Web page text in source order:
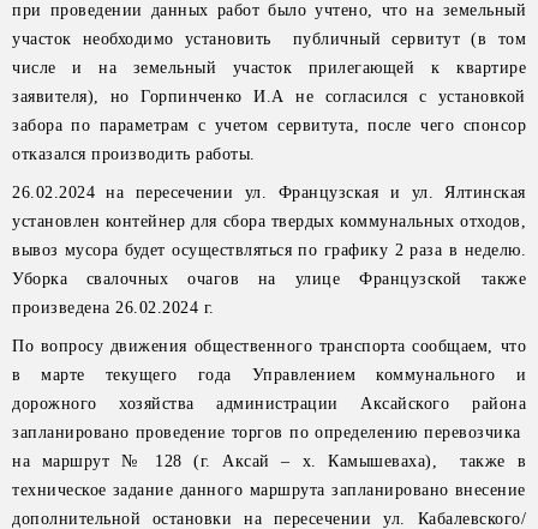
при проведении данных работ было учтено, что на земельный
участок необходимо установить публичный сервитут (в том
числе и на земельный участок прилегающей к квартире
заявителя), но Горпинченко И.А не согласился с установкой
забора по параметрам с учетом сервитута, после чего спонсор
отказался производить работы.
26.02.2024 на пересечении ул. Французская и ул. Ялтинская
установлен контейнер для сбора твердых коммунальных отходов,
вывоз мусора будет осуществляться по графику 2 раза в неделю.
Уборка свалочных очагов на улице Французской также
произведена 26.02.2024 г.
По вопросу движения общественного транспорта сообщаем, что
в марте текущего года Управлением коммунального и
дорожного хозяйства администрации Аксайского района
запланировано проведение торгов по определению перевозчика
на маршрут № 128 (г. Аксай – х. Камышеваха), также в
техническое задание данного маршрута запланировано внесение
дополнительной остановки на пересечении ул. Кабалевского/